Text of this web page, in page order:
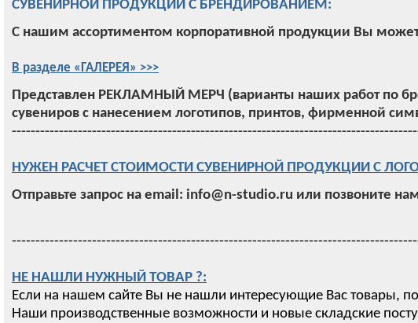
СУВЕНИРНОЙ ПРОДУКЦИИ С БРЕНДИРОВАНИЕМ:
С нашим ассортиментом корпоративной продукции Вы
В разделе «ГАЛЕРЕЯ» >>>
Представлен РЕКЛАМНЫЙ МЕРЧ (варианты наших работ по
сувениров с нанесением логотипов, принтов, фирменной
НУЖЕН РАСЧЕТ СТОИМОСТИ СУВЕНИРНОЙ ПРОДУКЦИИ С
Отправьте запрос на email: info@n-studio.ru или позвоните
НЕ НАШЛИ НУЖНЫЙ ТОВАР ?:
Если на нашем сайте Вы не нашли интересующие Вас товары,
Наши производственные возможности и новые складские